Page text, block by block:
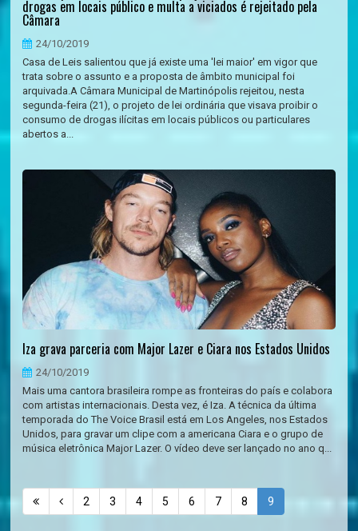
drogas em locais público e multa a viciados é rejeitado pela
Câmara
24/10/2019
Casa de Leis salientou que já existe uma 'lei maior' em vigor que
trata sobre o assunto e a proposta de âmbito municipal foi
arquivada.A Câmara Municipal de Martinópolis rejeitou, nesta
segunda-feira (21), o projeto de lei ordinária que visava proibir o
consumo de drogas ilícitas em locais públicos ou particulares
abertos a...
Iza grava parceria com Major Lazer e Ciara nos Estados Unidos
24/10/2019
Mais uma cantora brasileira rompe as fronteiras do país e colabora
com artistas internacionais. Desta vez, é Iza. A técnica da última
temporada do The Voice Brasil está em Los Angeles, nos Estados
Unidos, para gravar um clipe com a americana Ciara e o grupo de
música eletrônica Major Lazer. O vídeo deve ser lançado no ano q...
2 3 4 5 6 7 8 9